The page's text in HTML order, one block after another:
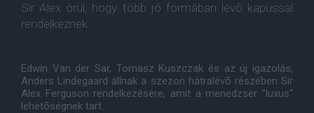
Sir Alex örül, hogy több jó formában lévõ kapussal
rendelkeznek.
Edwin Van der Sar, Tomasz Kuszczak és az új igazolás,
Anders Lindegaard állnak a szezon hátralévõ részében Sir
Alex Ferguson rendelkezésére, amit a menedzser "luxus"
lehetõségnek tart.